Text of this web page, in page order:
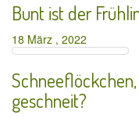
Bunt ist der
18 März , 2022
geschneit?